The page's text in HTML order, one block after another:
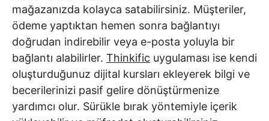
mağazanızda kolayca satabilirsiniz. Müşteriler,
ödeme yaptıktan hemen sonra bağlantıyı
doğrudan indirebilir veya e-posta yoluyla bir
bağlantı alabilirler. Thinkific uygulaması ise kendi
oluşturduğunuz dijital kursları ekleyerek bilgi ve
becerilerinizi pasif gelire dönüştürmenize
yardımcı olur. Sürükle bırak yöntemiyle içerik